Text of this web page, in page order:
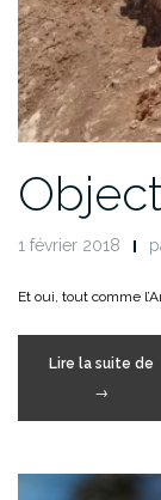
1 février 2018
Et oui, tout comme
Lire la suite de
→